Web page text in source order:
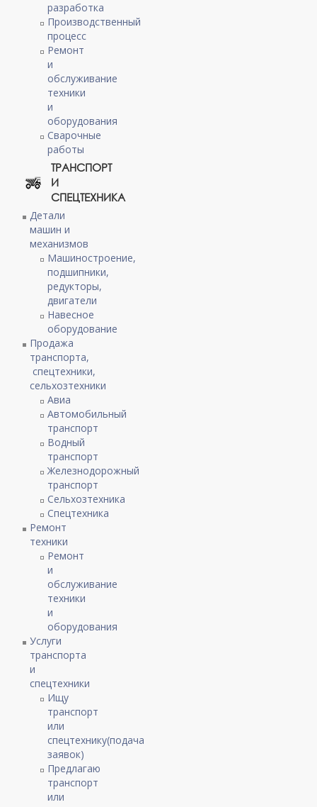
разработка
Производственный
процесс
Ремонт
и
обслуживание
техники
и
оборудования
Сварочные
работы
ТРАНСПОРТ
И
СПЕЦТЕХНИКА
Детали
машин и
механизмов
Машиностроение,
подшипники,
редукторы,
двигатели
Навесное
оборудование
Продажа
транспорта,
спецтехники,
сельхозтехники
Авиа
Автомобильный
транспорт
Водный
транспорт
Железнодорожный
транспорт
Сельхозтехника
Спецтехника
Ремонт
техники
Ремонт
и
обслуживание
техники
и
оборудования
Услуги
транспорта
и
спецтехники
Ищу
транспорт
или
спецтехнику(подача
заявок)
Предлагаю
транспорт
или